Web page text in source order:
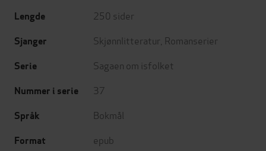
Lengde 250 sider
Sjanger Skjønnlitteratur Romanserier
Serie Sagaen om isfolket
Nummer i serie 37
Språk Bokmål
Format epub